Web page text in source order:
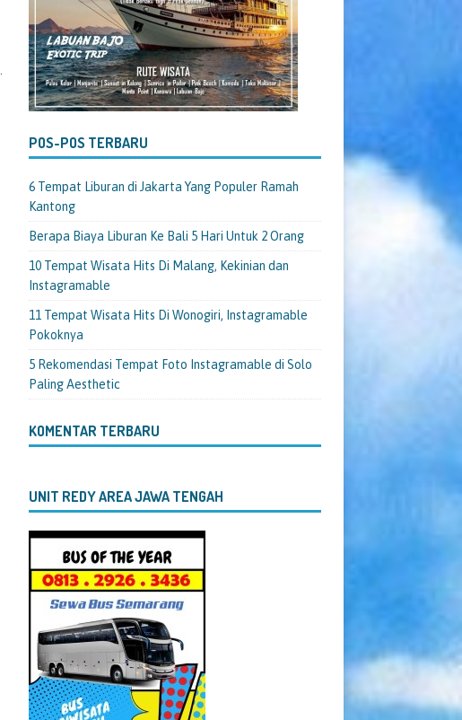
POS-POS TERBARU
6 Tempat Liburan di Jakarta Yang Populer Ramah
Kantong
Berapa Biaya Liburan Ke Bali 5 Hari Untuk 2 Orang
10 Tempat Wisata Hits Di Malang, Kekinian dan
Instagramable
11 Tempat Wisata Hits Di Wonogiri, Instagramable
Pokoknya
5 Rekomendasi Tempat Foto Instagramable di Solo
Paling Aesthetic
KOMENTAR TERBARU
UNIT REDY AREA JAWA TENGAH